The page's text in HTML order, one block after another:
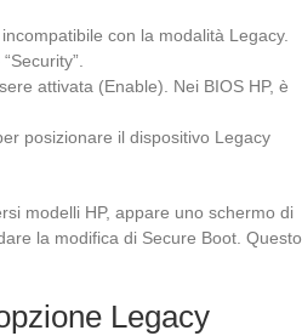
con la modalità Legacy.
attivata (Enable). Nei BIOS HP, è
posizionare il dispositivo Legacy
modelli HP, appare uno schermo di
la modifica di Secure Boot. Questo
Legacy